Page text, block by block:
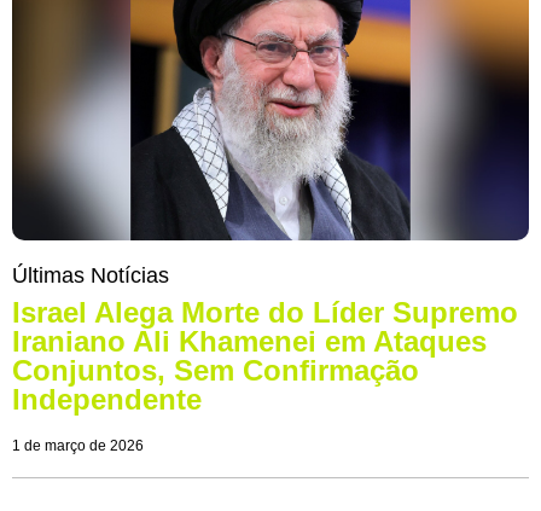
Últimas Notícias
Israel Alega Morte do Líder Supremo
Iraniano Ali Khamenei em Ataques
Conjuntos, Sem Confirmação
Independente
1 de março de 2026